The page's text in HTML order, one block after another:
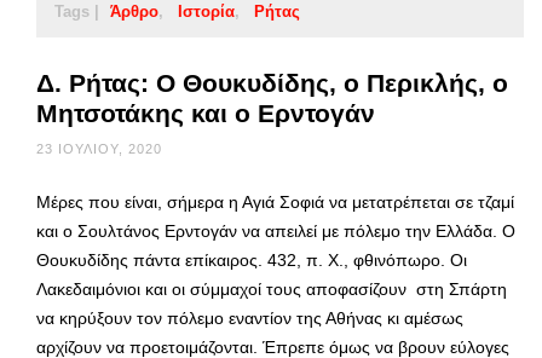
Tags | Άρθρο Ιστορία Ρήτας
Δ. Ρήτας: Ο Θουκυδίδης, ο Περικλής, ο
Μητσοτάκης και ο Ερντογάν
23 ΙΟΥΛΊΟΥ, 2020
Μέρες που είναι, σήμερα η Αγιά Σοφιά να μετατρέπεται σε τζαμί
και ο Σουλτάνος Ερντογάν να απειλεί με πόλεμο την Ελλάδα. Ο
Θουκυδίδης πάντα επίκαιρος. 432, π. Χ., φθινόπωρο. Οι
Λακεδαιμόνιοι και οι σύμμαχοί τους αποφασίζουν στη Σπάρτη
να κηρύξουν τον πόλεμο εναντίον της Αθήνας κι αμέσως
αρχίζουν να προετοιμάζονται. Έπρεπε όμως να βρουν εύλογες